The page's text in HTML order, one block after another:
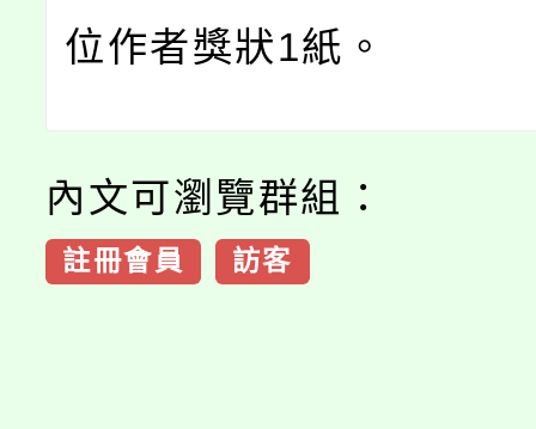
位作者獎狀1紙。
內文可瀏覽群組：
註冊會員 訪客